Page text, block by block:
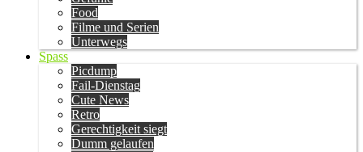
Food
Filme und Serien
Unterwegs
Spass
Picdump
Fail-Dienstag
Cute News
Retro
Gerechtigkeit siegt
Dumm gelaufen